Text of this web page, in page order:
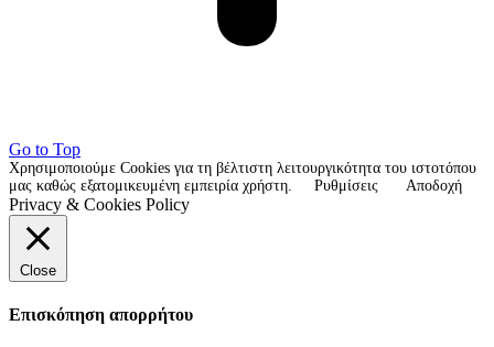
Go to Top
Χρησιμοποιούμε Cookies για τη βέλτιστη λειτουργικότητα του ιστοτόπου
μας καθώς εξατομικευμένη εμπειρία χρήστη.
Ρυθμίσεις Αποδοχή
Privacy & Cookies Policy
Close
Επισκόπηση απορρήτου